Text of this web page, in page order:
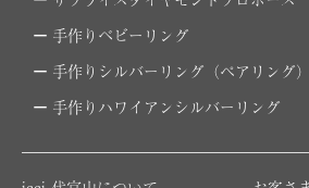
サプライズダイヤモンドプロポーズ
手作りベビーリング
手作りシルバーリング（ペアリング）
手作りハワイアンシルバーリング